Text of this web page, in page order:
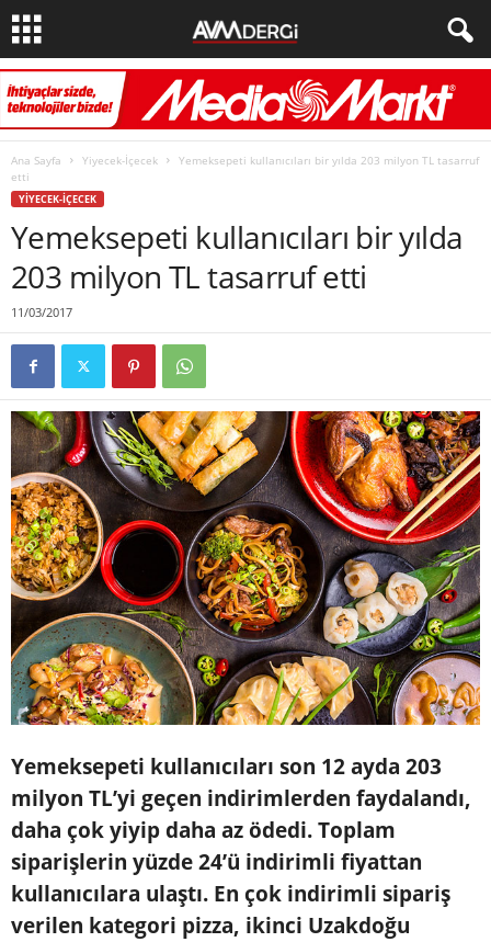
Ana Sayfa Yiyecek-İçecek
Yemeksepeti kullanıcıları bir yılda 203 milyon TL tasarruf
etti
YIYECEK-İÇECEK
Yemeksepeti kullanıcıları bir yılda
203 milyon TL tasarruf etti
11/03/2017
Yemeksepeti kullanıcıları son 12 ayda 203
milyon TL’yi geçen indirimlerden faydalandı,
daha çok yiyip daha az ödedi. Toplam
siparişlerin yüzde 24’ü indirimli fiyattan
kullanıcılara ulaştı. En çok indirimli sipariş
verilen kategori pizza, ikinci Uzakdoğu